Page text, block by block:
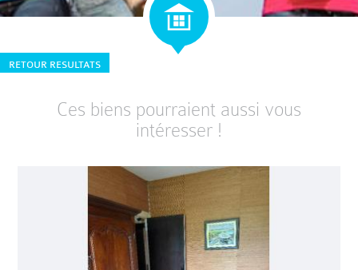
RETOUR RESULTATS
Ces biens pourraient aussi vous
intéresser !